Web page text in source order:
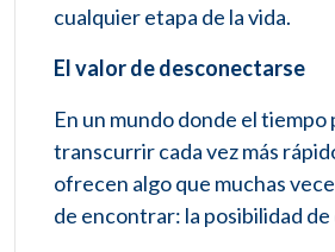
cualquier etapa de la vida.
El valor de desconectarse
En un mundo donde el tiempo
transcurrir cada vez más
ofrecen algo que muchas
de encontrar: la posibilidad